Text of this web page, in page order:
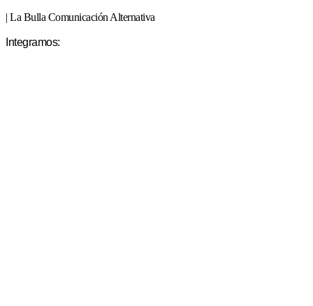
| La Bulla Comunicación Alternativa
Integramos: